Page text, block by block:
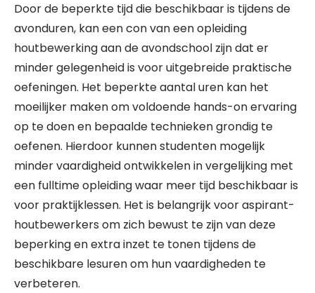
Door de beperkte tijd die beschikbaar is tijdens de
avonduren, kan een con van een opleiding
houtbewerking aan de avondschool zijn dat er
minder gelegenheid is voor uitgebreide praktische
oefeningen. Het beperkte aantal uren kan het
moeilijker maken om voldoende hands-on ervaring
op te doen en bepaalde technieken grondig te
oefenen. Hierdoor kunnen studenten mogelijk
minder vaardigheid ontwikkelen in vergelijking met
een fulltime opleiding waar meer tijd beschikbaar is
voor praktijklessen. Het is belangrijk voor aspirant-
houtbewerkers om zich bewust te zijn van deze
beperking en extra inzet te tonen tijdens de
beschikbare lesuren om hun vaardigheden te
verbeteren.